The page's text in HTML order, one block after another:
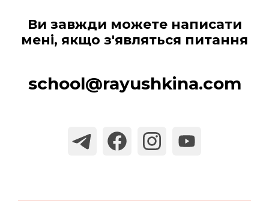
Ви завжди можете написати
мені, якщо з'являться питання
school@rayushkina.com